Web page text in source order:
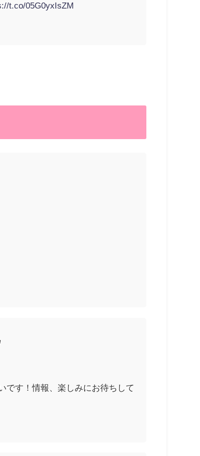
t.co/05G0yxIsZM
です！情報、楽しみにお待ちして